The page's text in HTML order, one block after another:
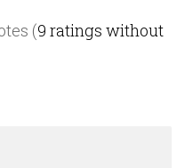
(9 ratings without